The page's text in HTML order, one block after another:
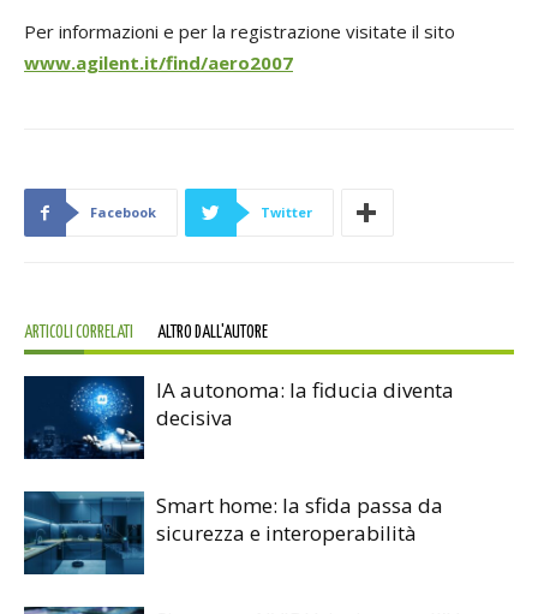
Per informazioni e per la registrazione visitate il sito
www.agilent.it/find/aero2007
Facebook Twitter
ARTICOLI CORRELATI ALTRO DALL'AUTORE
IA autonoma: la fiducia diventa
decisiva
Smart home: la sfida passa da
sicurezza e interoperabilità